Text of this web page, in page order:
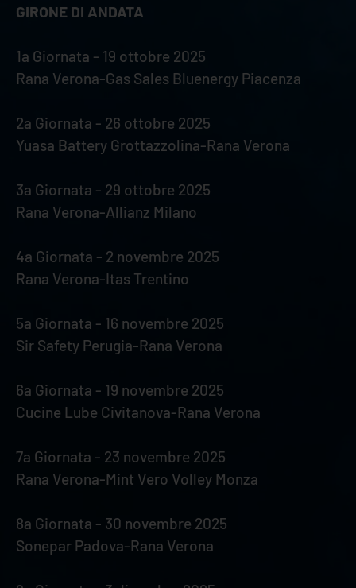
GIRONE DI ANDATA
1a Giornata - 19 ottobre 2025
Rana Verona-Gas Sales Bluenergy Piacenza
2a Giornata - 26 ottobre 2025
Yuasa Battery Grottazzolina-Rana Verona
3a Giornata - 29 ottobre 2025
Rana Verona-Allianz Milano
4a Giornata - 2 novembre 2025
Rana Verona-Itas Trentino
5a Giornata - 16 novembre 2025
Sir Safety Perugia-Rana Verona
6a Giornata - 19 novembre 2025
Cucine Lube Civitanova-Rana Verona
7a Giornata - 23 novembre 2025
Rana Verona-Mint Vero Volley Monza
8a Giornata - 30 novembre 2025
Sonepar Padova-Rana Verona